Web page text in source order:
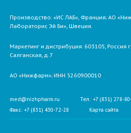
Производство: «ИС ЛАБ», Франция; АО
Лабораторис Эй Би», Швеция.
Маркетинг и дистрибуция: 603105, Россия
Салганская, д.7
АО «Нижфарм»; ИНН 5260900010
med@nizhpharm.ru
Тел.: +7 (831) 278-
Факс: +7 (831) 430-72-28
Карта сайта